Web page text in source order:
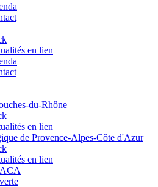
en lien
du-Rhône
en lien
de Provence-Alpes-Côte d'Azur
en lien